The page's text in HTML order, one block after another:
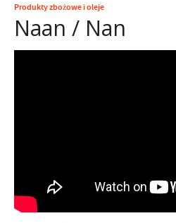
Produkty zbożowe i oleje
Naan / Nan